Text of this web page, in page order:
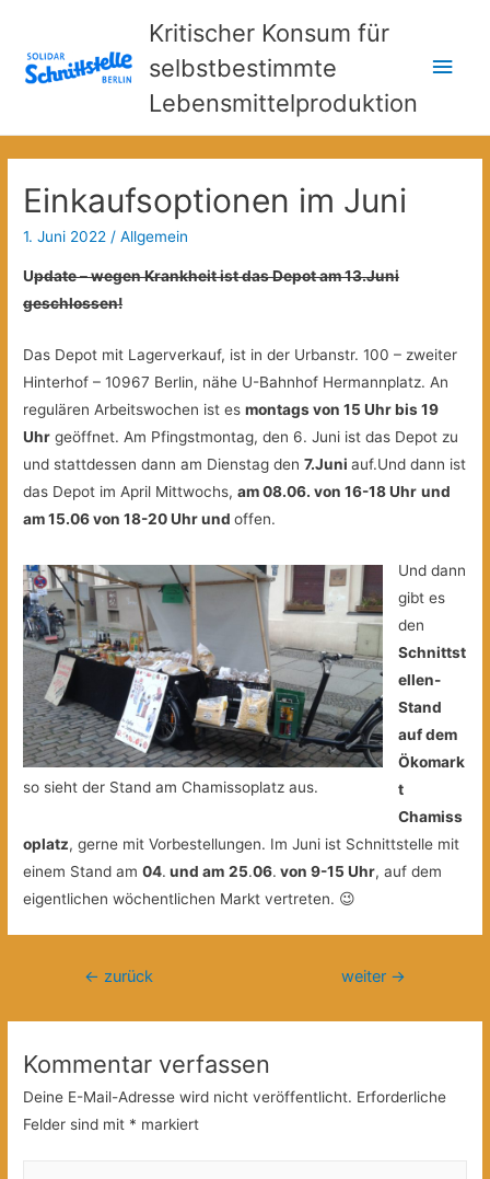
Kritischer Konsum für
selbstbestimmte
Lebensmittelproduktion
Einkaufsoptionen im Juni
1. Juni 2022 /Allgemein
Update – wegen Krankheit ist das Depot am 13.Juni
geschlossen!
Das Depot mit Lagerverkauf, ist in der Urbanstr. 100 – zweiter
Hinterhof – 10967 Berlin, nähe U-Bahnhof Hermannplatz. An
regulären Arbeitswochen ist esmontags von 15 Uhr bis 19
Uhr geöffnet. Am Pfingstmontag, den 6. Juni ist das Depot zu
und stattdessen dann am Dienstag den7.Juniauf.Und dann ist
das Depot im April Mittwochs,am 08.06. von 16-18 Uhr und
am 15.06 von 18-20 Uhr undoffen.
so sieht der Stand am Chamissoplatz aus.
Und dann
gibt es
den
Schnittst
ellen-
Stand
auf dem
Ökomark
t
Chamiss
oplatz, gerne mit Vorbestellungen. Im Juni ist Schnittstelle mit
einem Stand am04. und am 25.06. von 9-15 Uhr, auf dem
eigentlichen wöchentlichen Markt vertreten. 😉
Beitragsnavigation
← zurück weiter →
Kommentar verfassen
Deine E-Mail-Adresse wird nicht veröffentlicht. Erforderliche
Felder sind mit * markiert